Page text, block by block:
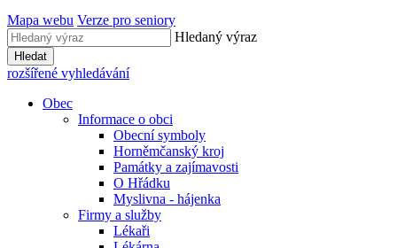
Mapa webu Verze pro seniory
Hledaný výraz
Hledat
rozšířené vyhledávání
Obec
Informace o obci
Obecní symboly
Horněmčanský kroj
Památky a zajímavosti
O Hřádku
Myslivna - hájenka
Firmy a služby
Lékaři